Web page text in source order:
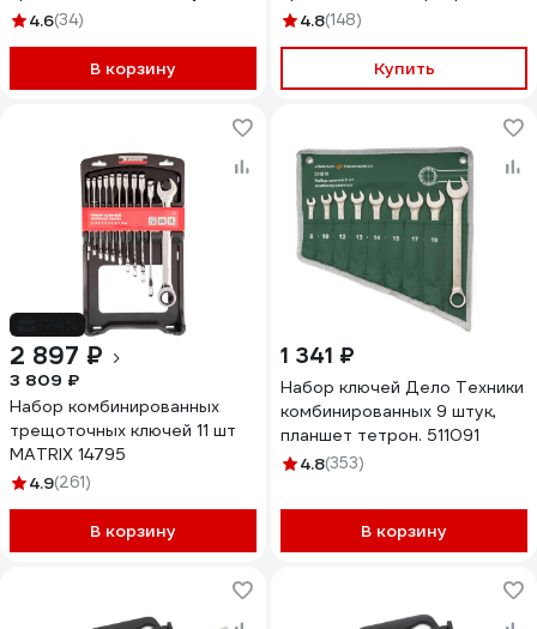
W26126S
4.6(34)
В корзину
шт., холдер 515480
4.8(148)
Купить
2 897 ₽
3 809 ₽
Набор комбинированных
трещоточных ключей 11 шт
MATRIX 14795
4.9(261)
В корзину
1 341 ₽
Набор ключей Дело Техники
комбинированных 9 штук,
планшет тетрон. 511091
4.8(353)
В корзину